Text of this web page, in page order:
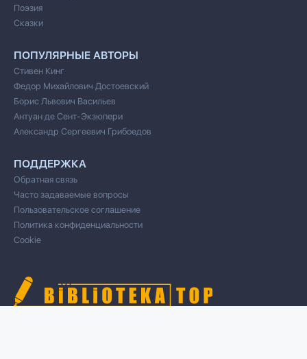
Поэзия
Сказки
ПОПУЛЯРНЫЕ АВТОРЫ
Стивен Кинг
Федор Михайлович Достоевский
Борис Львович Васильев
Антуан де Сент-Экзюпери
Александр Сергеевич Грибоедов
ПОДДЕРЖКА
Обратная связь
Часто задаваемые вопросы
Пользовательское соглашение
Политика конфиденциальности
Cookie